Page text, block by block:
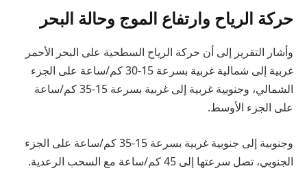
حركة الرياح وارتفاع الموج وحالة البحر
وأشار التقرير إلى أن حركة الرياح السطحية على البحر الأحمر
غربية إلى شمالية غربية بسرعة 15-30 كم/ساعة على الجزء
الشمالي، وجنوبية غربية إلى غربية بسرعة 15-35 كم/ساعة
على الجزء الأوسط.
وجنوبية إلى جنوبية غربية بسرعة 15-35 كم/ساعة على الجزء
الجنوبي، تصل سرعتها إلى 45 كم/ساعة مع السحب الرعدية.